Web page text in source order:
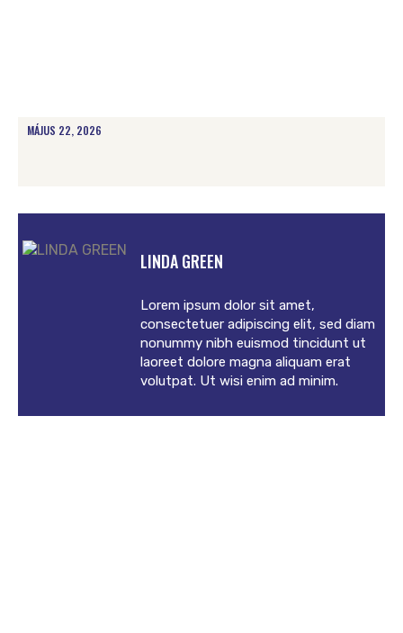
MÁJUS 22, 2026
LINDA GREEN
Lorem ipsum dolor sit amet,
consectetuer adipiscing elit, sed diam
nonummy nibh euismod tincidunt ut
laoreet dolore magna aliquam erat
volutpat. Ut wisi enim ad minim.